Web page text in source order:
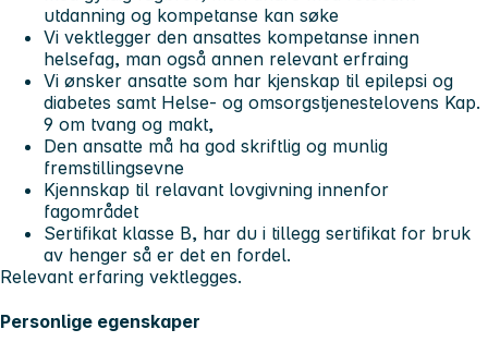
utdanning og kompetanse kan søke
Vi vektlegger den ansattes kompetanse innen
helsefag, man også annen relevant erfraing
Vi ønsker ansatte som har kjenskap til epilepsi og
diabetes samt Helse- og omsorgstjenestelovens Kap.
9 om tvang og makt,
Den ansatte må ha god skriftlig og munlig
fremstillingsevne
Kjennskap til relavant lovgivning innenfor
fagområdet
Sertifikat klasse B, har du i tillegg sertifikat for bruk
av henger så er det en fordel.
Relevant erfaring vektlegges.
Personlige egenskaper